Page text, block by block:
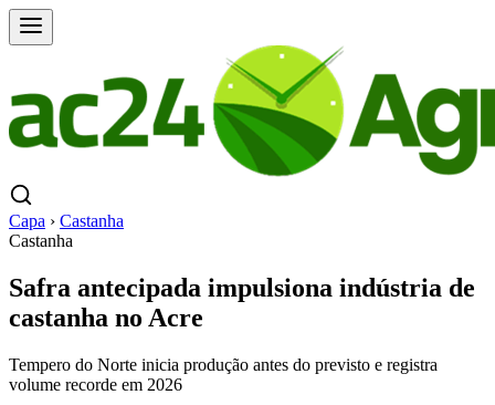
Capa › Castanha
Castanha
Safra antecipada impulsiona indústria de
castanha no Acre
Tempero do Norte inicia produção antes do previsto e registra
volume recorde em 2026